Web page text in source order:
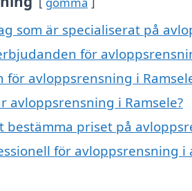
som är specialiserat på
för
för avloppsrensning i
avloppsrensning i Ramsele?
priset på
för avloppsrensning i